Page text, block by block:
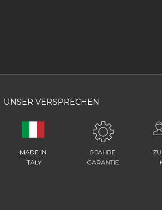
UNSER VERSPRECHEN
MADE IN
ITALY
5 JAHRE
GARANTIE